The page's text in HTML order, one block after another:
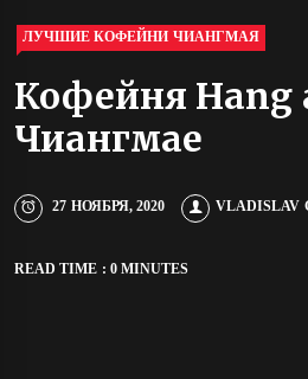
ЛУЧШИЕ КОФЕЙНИ ЧИАНГМАЯ
Кофейня Hang
Чиангмае
27 НОЯБРЯ, 2020 VLADISLAV
READ TIME : 0 MINUTES